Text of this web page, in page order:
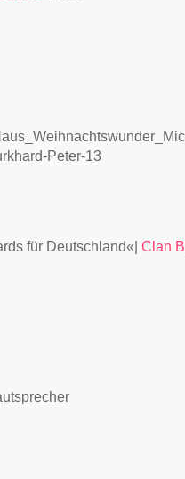
für Deutschland«|Clan B